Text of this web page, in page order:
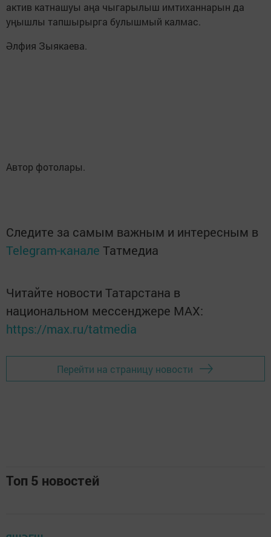
актив катнашуы аңа чыгарылыш имтиханнарын да
уңышлы тапшырырга булышмый калмас.
Әлфия Зыякаева.
Автор фотолары.
Следите за самым важным и интересным в
Telegram-канале Татмедиа
Читайте новости Татарстана в
национальном мессенджере MАХ:
https://max.ru/tatmedia
Перейти на страницу новости
Топ 5 новостей